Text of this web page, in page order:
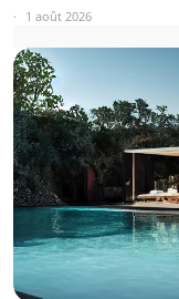
1 août 2026